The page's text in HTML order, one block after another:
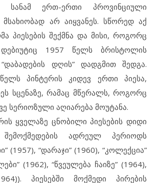
სანამ ერთ-ერთი პროვინციული
არ აიყვანეს. სწორედ აქ
პიესების შექმნა და მისი, როგორც
1957 წელს ბრისტოლის
“დაბადების დღის” დადგმით შედგა.
პინტერის კიდევ ერთი პიესა,
სცენაზე, რამაც მწერალს, როგორც
სერიოზული აღიარება მოუტანა.
ყველაზე ცნობილი პიესების დიდი
ადრეულ პერიოდს
(1957), “დარაჯი” (1960), “კოლექცია”
(1962), “წვეულება ჩაიზე” (1964),
პიესებში მოქმედი პირების